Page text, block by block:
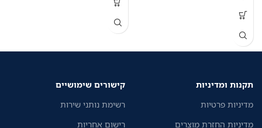
תקנות ומדיניות
מדיניות פרטיות
מדיניות החזרת מוצרים
קישורים שימושיים
רשימת נותני שירות
רישום אחריות